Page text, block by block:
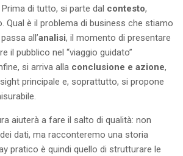
di tutto, si parte dal contesto,
Qual è il problema di business che stiamo
all’analisi, il momento di presentare
il pubblico nel “viaggio guidato”
si arriva alla conclusione e azione,
principale e, soprattutto, si propone
aiuterà a fare il salto di qualità: non
dati, ma racconteremo una storia
pratico è quindi quello di strutturare le